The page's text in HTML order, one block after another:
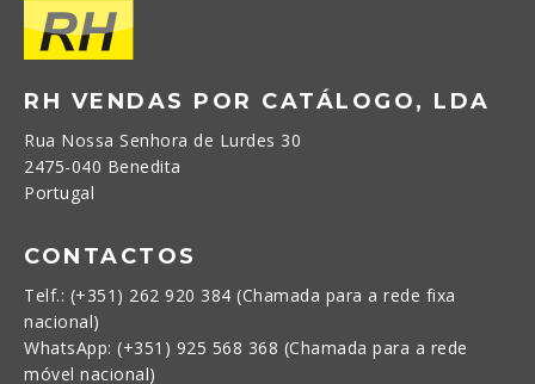
RH VENDAS POR CATÁLOGO, LDA
Rua Nossa Senhora de Lurdes 30
2475-040 Benedita
Portugal
CONTACTOS
Telf.: (+351) 262 920 384 (Chamada para a rede fixa
nacional)
WhatsApp: (+351) 925 568 368 (Chamada para a rede
móvel nacional)